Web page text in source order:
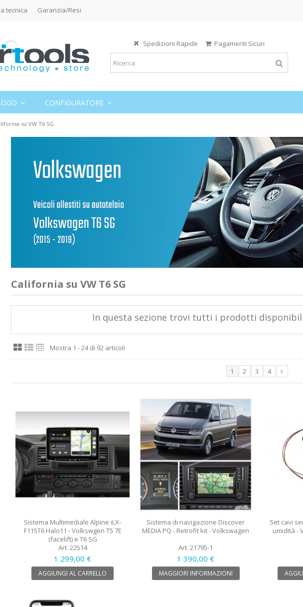
tecnica Garanzia/Resi
Spedizioni Rapide Pagamenti Sicuri
CONFIGURATORE
su VW T6 SG
California su VW T6 SG
In questa sezione trovi tutti i prodotti
Mostra 1 - 24 di 92 articoli
1 2 3 4
Sistema Multimediale Alpine iLX-
F115T6 Halo11 - Volkswgen T5 7E
(facelift) e T6 SG
Art. 22514
1 299,00 €
AGGIUNGI AL CARRELLO
Sistema di navigazione Discover
MEDIA PQ - Retrofit kit - Volkswagen
Art. 21795-1
1 390,00 €
MAGGIORI INFORMAZIONI
Set cavi
umidità -